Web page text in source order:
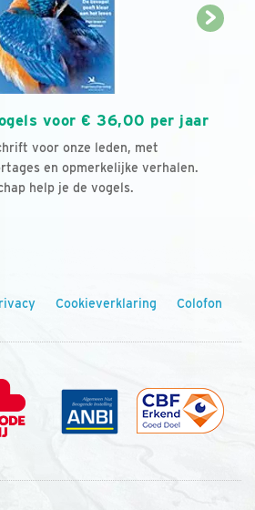
voor € 36,00 per jaar
voor onze leden, met
en opmerkelijke verhalen.
help je de vogels.
Cookieverklaring Colofon